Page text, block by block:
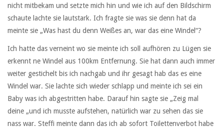
nicht mitbekam und setzte mich hin und wie ich auf den Bildschirm
schaute lachte sie lautstark. Ich fragte sie was sie denn hat da
meinte sie „Was hast du denn Weißes an, war das eine Windel“?
Ich hatte das verneint wo sie meinte ich soll aufhören zu Lügen sie
erkennt ne Windel aus 100km Entfernung. Sie hat dann auch immer
weiter gestichelt bis ich nachgab und ihr gesagt hab das es eine
Windel war. Sie lachte sich wieder schlapp und meinte ich sei ein
Baby was ich abgestritten habe. Darauf hin sagte sie „Zeig mal
deine „und ich musste aufstehen, natürlich war zu sehen das sie
nass war. Steffi meinte dann das ich ab sofort Toilettenverbot habe